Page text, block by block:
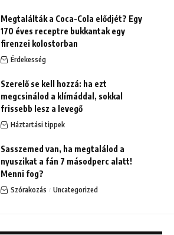
Megtalálták a Coca-Cola elődjét? Egy
170 éves receptre bukkantak egy
firenzei kolostorban
Érdekesség
Szerelő se kell hozzá: ha ezt
megcsinálod a klímáddal, sokkal
frissebb lesz a levegő
Háztartási tippek
Sasszemed van, ha megtalálod a
nyuszikat a fán 7 másodperc alatt!
Menni fog?
Szórakozás Uncategorized